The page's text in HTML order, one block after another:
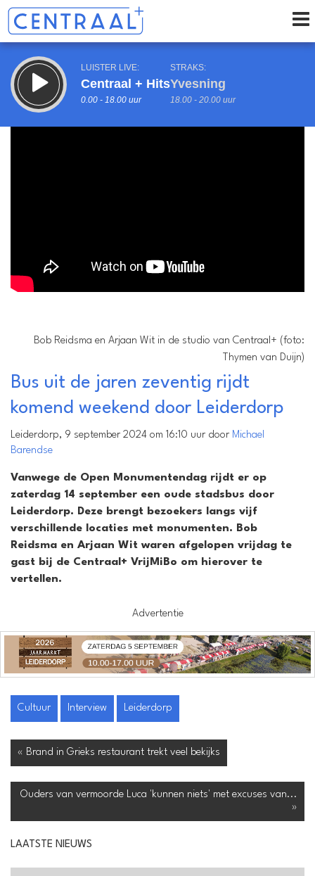
LUISTER LIVE:
Centraal + Hits
0.00 - 18.00 uur
STRAKS:
Yvesning
18.00 - 20.00 uur
Bob Reidsma en Arjaan Wit in de studio van Centraal+ (foto:
Thymen van Duijn)
Bus uit de jaren zeventig rijdt
komend weekend door Leiderdorp
Leiderdorp, 9 september 2024 om 16:10 uur door Michael
Barendse
Vanwege de Open Monumentendag rijdt er op
zaterdag 14 september een oude stadsbus door
Leiderdorp. Deze brengt bezoekers langs vijf
verschillende locaties met monumenten. Bob
Reidsma en Arjaan Wit waren afgelopen vrijdag te
gast bij de Centraal+ VrijMiBo om hierover te
vertellen.
Advertentie
Cultuur Interview Leiderdorp
« Brand in Grieks restaurant trekt veel bekijks
Ouders van vermoorde Luca 'kunnen niets' met excuses van...
»
LAATSTE NIEUWS